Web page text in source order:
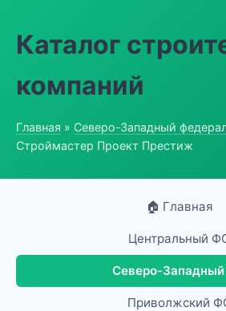
Каталог
компаний
Главная » Северо-Западный
Строймастер Проект Престиж
🏠 Главная
Центральный
Северо-
Приволжский